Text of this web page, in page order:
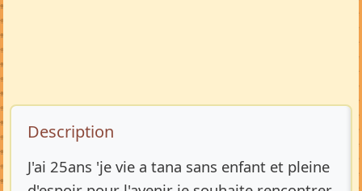
Description de l’annonce
Description
J'ai 25ans 'je vie a tana sans enfant et pleine